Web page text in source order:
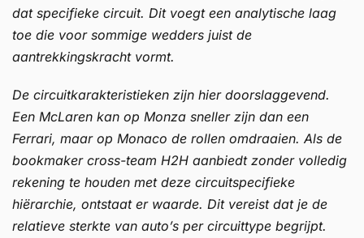
dat specifieke circuit. Dit voegt een analytische laag
toe die voor sommige wedders juist de
aantrekkingskracht vormt.
De circuitkarakteristieken zijn hier doorslaggevend.
Een McLaren kan op Monza sneller zijn dan een
Ferrari, maar op Monaco de rollen omdraaien. Als de
bookmaker cross-team H2H aanbiedt zonder volledig
rekening te houden met deze circuitspecifieke
hiërarchie, ontstaat er waarde. Dit vereist dat je de
relatieve sterkte van auto’s per circuittype begrijpt.